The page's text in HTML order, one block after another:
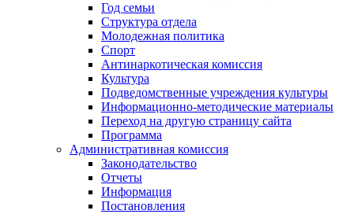
Год семьи
Структура отдела
Молодежная политика
Спорт
Антинаркотическая комиссия
Культура
Подведомственные учреждения культуры
Информационно-методические материалы
Переход на другую страницу сайта
Программа
Административная комиссия
Законодательство
Отчеты
Информация
Постановления